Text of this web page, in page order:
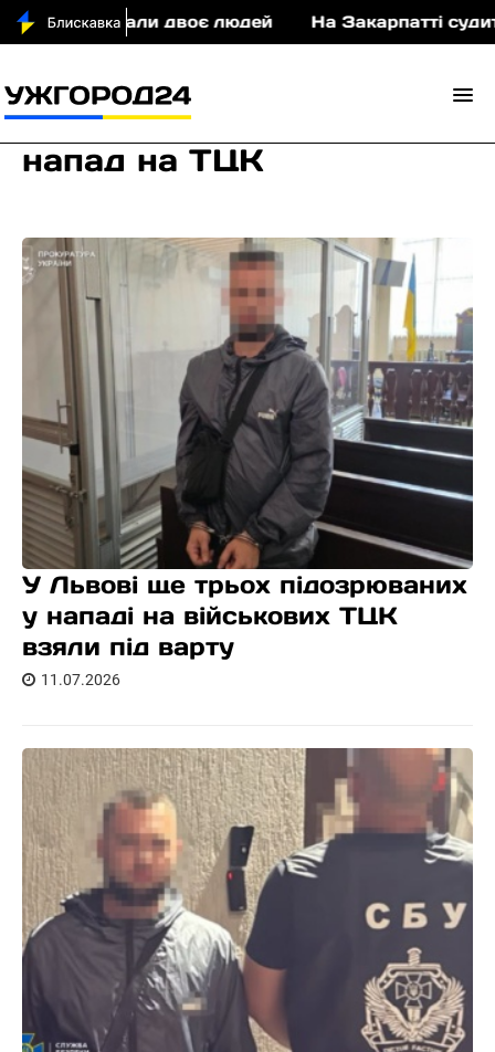
двоє людей На Закарпатті судитимуть
напад на ТЦК
У Львові ще трьох підозрюваних
у нападі на військових ТЦК
взяли під варту
11.07.2026